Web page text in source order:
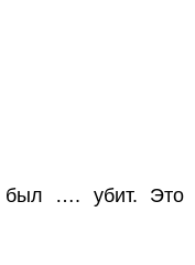
…. убит. Это